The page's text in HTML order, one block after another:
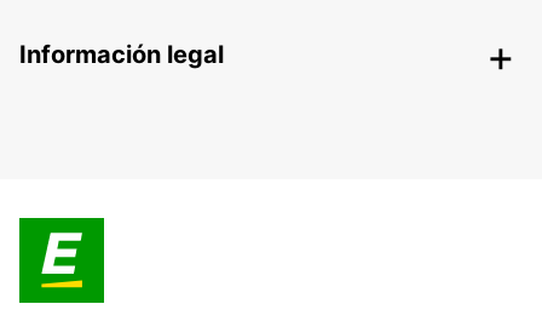
Información legal